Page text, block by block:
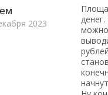
2023
можно